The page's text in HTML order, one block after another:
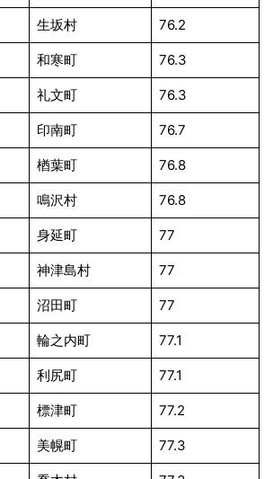
生坂村 76.2
和寒町 76.3
礼文町 76.3
印南町 76.7
楢葉町 76.8
鳴沢村 76.8
身延町 77
神津島村 77
沼田町 77
輪之内町 77.1
利尻町 77.1
標津町 77.2
美幌町 77.3